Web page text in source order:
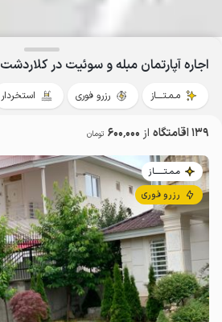
اجاره آپارتمان مبله و سوئیت در کلاردشت
مـمـتــــاز رزرو فوری استخردار
139 اقامتگاه از 600٬000 تومان
مـمـتــــــاز
رزرو فوری